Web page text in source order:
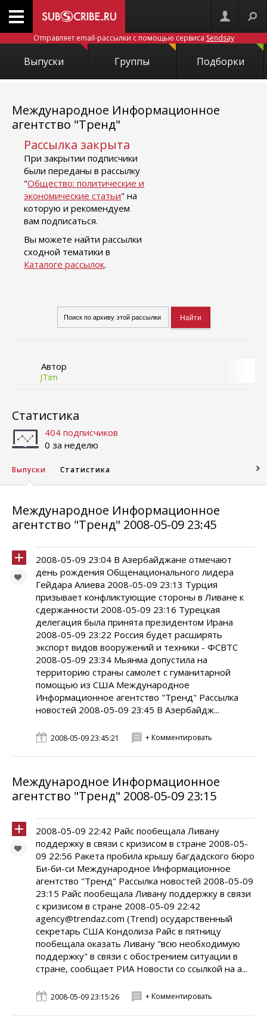
Отправляет email-рассылки с помощью сервиса Sendsay
Выпуски Группы Подборки
Международное Информационное
агентство "Тренд"
Рассылка закрыта
При закрытии подписчики
были переданы в рассылку
"Общество: политические и
экономические статьи" на
которую и рекомендуем
вам подписаться.
Вы можете найти рассылки
сходной тематики в
Каталоге рассылок.
Автор
JTim
Статистика
404 подписчиков
0 за неделю
Выпуски Статистика
Международное Информационное
агентство "Тренд" 2008-05-09 23:45
2008-05-09 23:04 В Азербайджане отмечают
день рождения Общенационального лидера
Гейдара Алиева 2008-05-09 23:13 Турция
призывает конфликтующие стороны в Ливане к
сдержанности 2008-05-09 23:16 Турецкая
делегация была принята президентом Ирана
2008-05-09 23:22 Россия будет расширять
экспорт видов вооружений и техники - ФСВТС
2008-05-09 23:34 Мьянма допустила на
территорию страны самолет с гуманитарной
помощью из США Международное
Информационное агентство "Тренд" Рассылка
новостей 2008-05-09 23:45 В Азербайдж...
2008-05-09 23:45:21 + Комментировать
Международное Информационное
агентство "Тренд" 2008-05-09 23:15
2008-05-09 22:42 Райс пообещала Ливану
поддержку в связи с кризисом в стране 2008-05-
09 22:56 Ракета пробила крышу багдадского бюро
Би-би-си Международное Информационное
агентство "Тренд" Рассылка новостей 2008-05-09
23:15 Райс пообещала Ливану поддержку в связи
с кризисом в стране 2008-05-09 22:42
agency@trendaz.com (Trend) осударственный
секретарь США Кондолиза Райс в пятницу
пообещала оказать Ливану "всю необходимую
поддержку" в связи с обострением ситуации в
стране, сообщает РИА Новости со ссылкой на а...
2008-05-09 23:15:26 + Комментировать